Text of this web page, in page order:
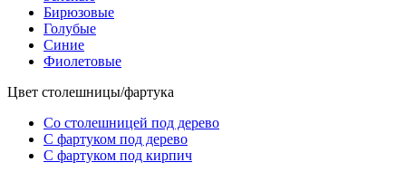
Бирюзовые
Голубые
Синие
Фиолетовые
Цвет столешницы/фартука
Со столешницей под дерево
С фартуком под дерево
С фартуком под кирпич